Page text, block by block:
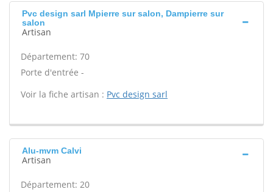
Pvc design sarl Mpierre sur salon, Dampierre sur
salon
Artisan
Département: 70
Porte d'entrée -
Voir la fiche artisan : Pvc design sarl
Alu-mvm Calvi
Artisan
Département: 20